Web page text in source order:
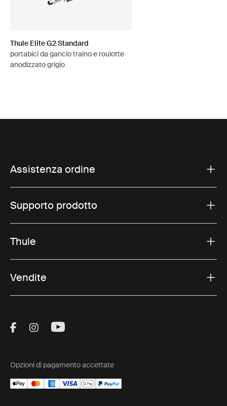
Thule Elite G2 Standard
portabici da gancio traino e roulotte
anodizzato grigio
Assistenza ordine
Supporto prodotto
Thule
Vendite
Visit Thule on Facebook (external link)
Visit Thule on Instagram (external link)
Visit Thule on Youtube (external
Opzioni di pagamento accettate